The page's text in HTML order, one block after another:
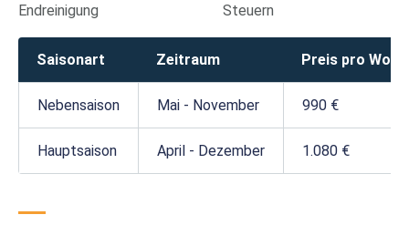
Endreinigung Steuern
Saisonart Zeitraum Preis pro
Nebensaison Mai - November 990 €
Hauptsaison April - Dezember 1.080 €